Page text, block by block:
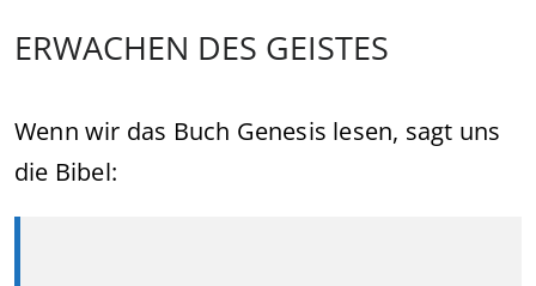
ERWACHEN DES GEISTES
Wenn wir das Buch Genesis lesen, sagt uns
die Bibel: